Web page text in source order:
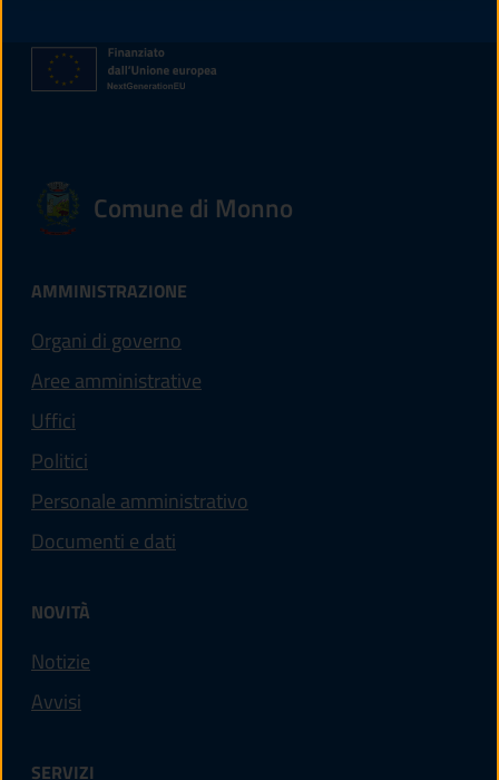
Comune di Monno
AMMINISTRAZIONE
Organi di governo
Aree amministrative
Uffici
Politici
Personale amministrativo
Documenti e dati
NOVITÀ
Notizie
Avvisi
SERVIZI